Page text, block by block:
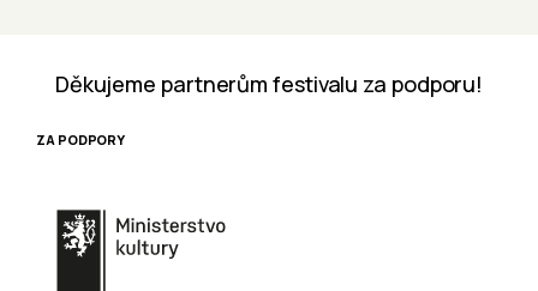
Děkujeme partnerům festivalu za podporu!
ZA PODPORY